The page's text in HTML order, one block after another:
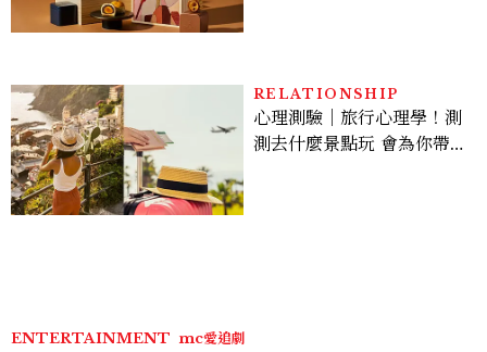
RELATIONSHIP
心理測驗｜旅行心理學！測
測去什麼景點玩 會為你帶來
ENTERTAINMENT mc愛追劇